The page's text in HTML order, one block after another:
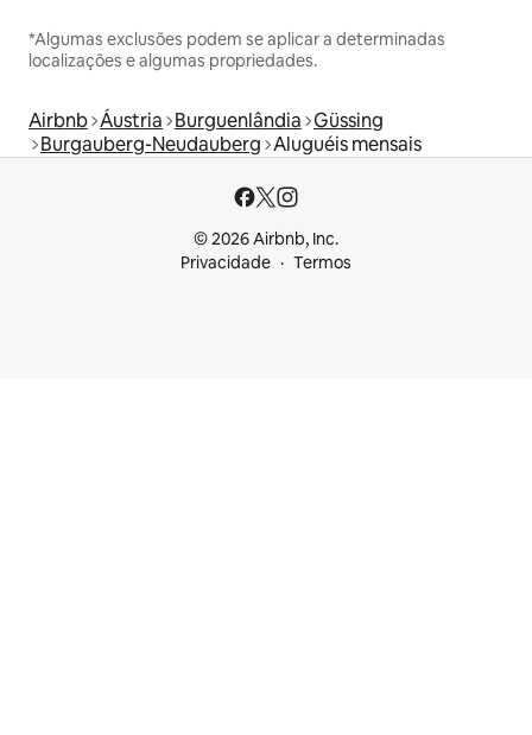
*Algumas exclusões podem se aplicar a determinadas
localizações e algumas propriedades.
Airbnb Áustria Burguenlândia Güssing
Burgauberg-Neudauberg Aluguéis mensais
© 2026 Airbnb, Inc.
Privacidade
Termos